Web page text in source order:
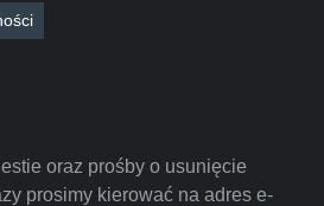
oraz prośby o usunięcie
prosimy kierować na adres e-